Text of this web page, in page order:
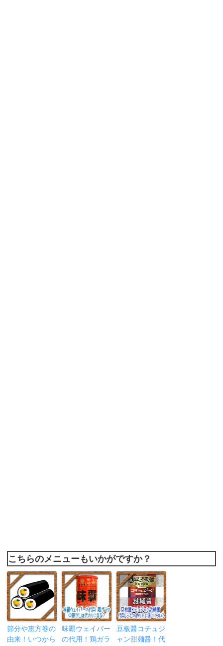
こちらのメニューもいかがですか？
節分や恵方巻の
由来！いつから
味覇ウェイパー
の代用！鶏ガラ
豆板醤コチュジ
ャン甜麺醤！代